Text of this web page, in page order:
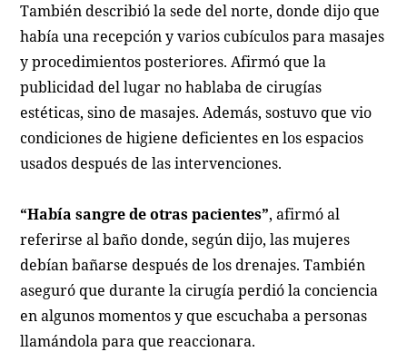
También describió la sede del norte, donde dijo que
había una recepción y varios cubículos para masajes
y procedimientos posteriores. Afirmó que la
publicidad del lugar no hablaba de cirugías
estéticas, sino de masajes. Además, sostuvo que vio
condiciones de higiene deficientes en los espacios
usados después de las intervenciones.
“Había sangre de otras pacientes”, afirmó al
referirse al baño donde, según dijo, las mujeres
debían bañarse después de los drenajes. También
aseguró que durante la cirugía perdió la conciencia
en algunos momentos y que escuchaba a personas
llamándola para que reaccionara.